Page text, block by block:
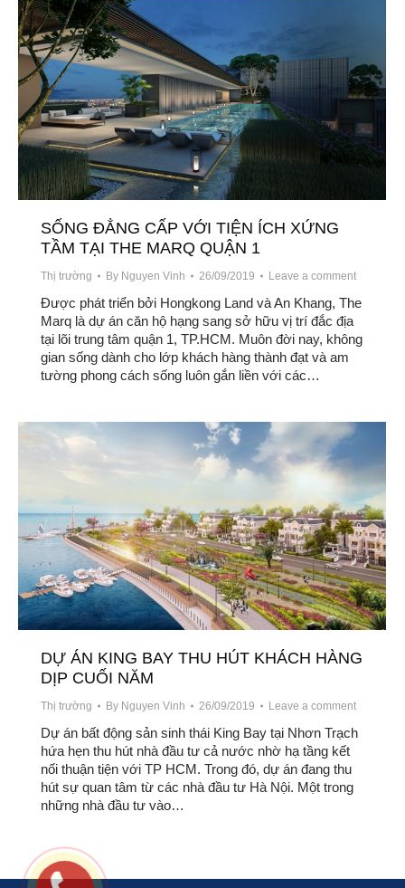
SỐNG ĐẲNG CẤP VỚI TIỆN ÍCH XỨNG
TẦM TẠI THE MARQ QUẬN 1
Thị trường By Nguyen Vinh 26/09/2019 Leave a comment
Được phát triển bởi Hongkong Land và An Khang, The
Marq là dự án căn hộ hạng sang sở hữu vị trí đắc địa
tại lõi trung tâm quận 1, TP.HCM. Muôn đời nay, không
gian sống dành cho lớp khách hàng thành đạt và am
tường phong cách sống luôn gắn liền với các…
DỰ ÁN KING BAY THU HÚT KHÁCH HÀNG
DỊP CUỐI NĂM
Thị trường By Nguyen Vinh 26/09/2019 Leave a comment
Dự án bất động sản sinh thái King Bay tại Nhơn Trạch
hứa hẹn thu hút nhà đầu tư cả nước nhờ hạ tầng kết
nối thuận tiện với TP HCM. Trong đó, dự án đang thu
hút sự quan tâm từ các nhà đầu tư Hà Nội. Một trong
những nhà đầu tư vào…